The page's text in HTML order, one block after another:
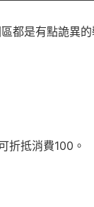
都是有點詭異
折抵消費100。